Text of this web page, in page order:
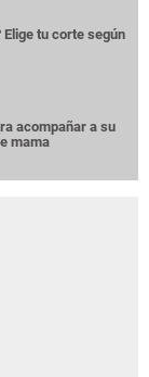
Elige tu corte según
acompañar a su
mama